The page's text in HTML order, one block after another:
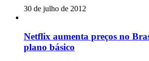
30 de julho de 2012
Netflix aumenta preços no
plano básico